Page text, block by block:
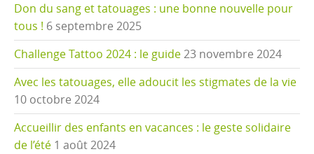
Don du sang et tatouages : une bonne nouvelle pour
tous ! 6 septembre 2025
Challenge Tattoo 2024 : le guide23 novembre 2024
Avec les tatouages, elle adoucit les stigmates de la vie
10 octobre 2024
Accueillir des enfants en vacances : le geste solidaire
de l’été 1 août 2024